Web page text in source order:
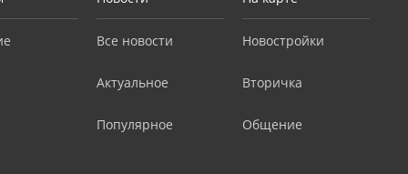
Все новости
Актуальное
Популярное
Новостройки
Вторичка
Общение